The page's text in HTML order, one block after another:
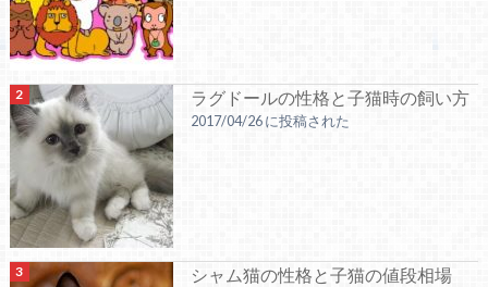
ラグドールの性格と子猫時の飼い方
2017/04/26 に投稿された
シャム猫の性格と子猫の値段相場